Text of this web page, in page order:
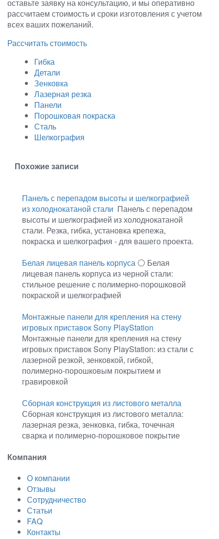
оставьте заявку на консультацию, и мы оперативно
рассчитаем стоимость и сроки изготовления с учетом
всех ваших пожеланий.
Рассчитать стоимость
Гибка
Детали
Зенковка
Лазерная резка
Панели
Порошковая покраска
Сталь
Шелкография
Похожие записи
Панель с перепадом высоты и шелкографией
из холоднокатаной стали ️ Панель с перепадом
высоты и шелкографией из холоднокатаной
стали. Резка, гибка, установка крепежа,
покраска и шелкография - для вашего проекта.
Белая лицевая панель корпуса ⚪ Белая
лицевая панель корпуса из черной стали:
стильное решение с полимерно-порошковой
покраской и шелкографией
Монтажные панели для крепления на стену
игровых приставок Sony PlayStation
Монтажные панели для крепления на стену
игровых приставок Sony PlayStation: из стали с
лазерной резкой, зенковкой, гибкой,
полимерно-порошковым покрытием и
гравировкой
Сборная конструкция из листового металла
Сборная конструкция из листового металла:
лазерная резка, зенковка, гибка, точечная
сварка и полимерно-порошковое покрытие
Компания
О компании
Отзывы
Сотрудничество
Статьи
FAQ
Контакты